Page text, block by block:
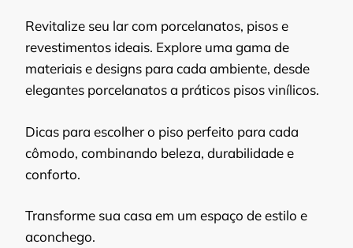
Revitalize seu lar com porcelanatos, pisos e
revestimentos ideais. Explore uma gama de
materiais e designs para cada ambiente, desde
elegantes porcelanatos a práticos pisos vinílicos.
Dicas para escolher o piso perfeito para cada
cômodo, combinando beleza, durabilidade e
conforto.
Transforme sua casa em um espaço de estilo e
aconchego.